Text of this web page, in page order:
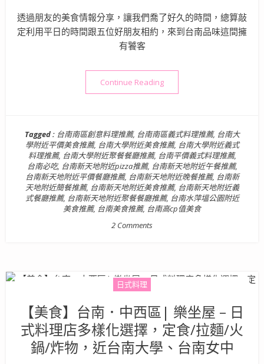
透過朋友的美食情報分享，讓我們喬了好久的時間，總算敲
定利用平日的時間跟五位好朋友相約，來到台南品味這間擁
有饕客
Continue Reading“【台南南區美食】饕客推薦
Tagged : 台南南區創意料理推薦, 台南南區義式料理推薦, 台南大
學附近平價美食推薦, 台南大學附近美食推薦, 台南大學附近義式
料理推薦, 台南大學附近聚餐餐廳推薦, 台南平價義式料理推薦,
台南必吃, 台南新天地附近pizza推薦, 台南新天地附近午餐推薦,
台南新天地附近平價餐廳推薦, 台南新天地附近晚餐推薦, 台南新
天地附近簡餐推薦, 台南新天地附近美食推薦, 台南新天地附近義
式餐廳推薦, 台南新天地附近聚餐餐廳推薦, 台南水萍塭公園附近
美食推薦, 台南美食推薦, 台南高cp值美食
2 Comments
日式料理
【美食】台南．中西區| 樂坐屋 – 日
式料理店多樣化選擇，定食/拉麵/火
鍋/炸物，近台南大學、台南女中